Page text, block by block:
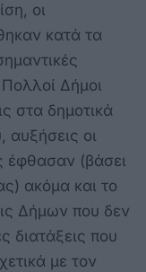
οι
κατά τα
Δήμοι
στα δημοτικά
αυξήσεις οι
έφθασαν (βάσει
ακόμα και το
Δήμων που δεν
διατάξεις που
με τον